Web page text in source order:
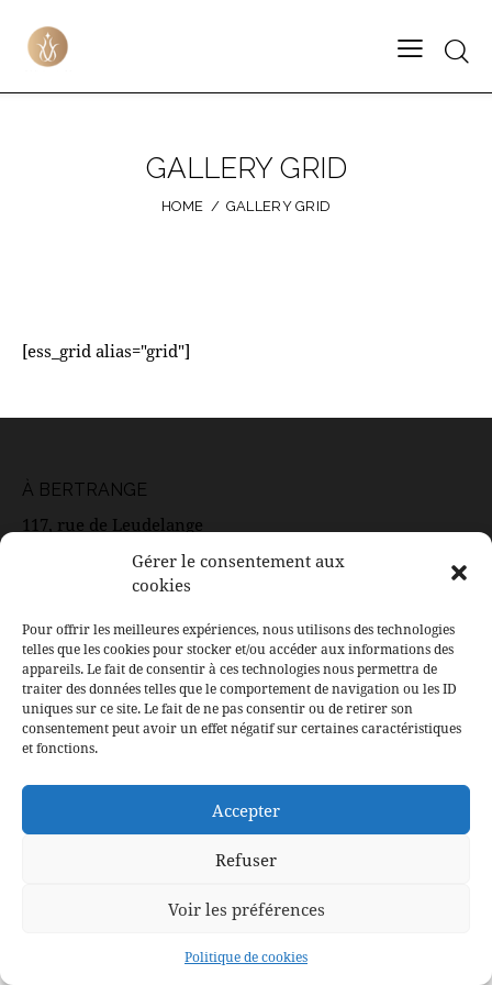
Gérer le consentement aux
cookies
Pour offrir les meilleures expériences, nous utilisons des technologies
telles que les cookies pour stocker et/ou accéder aux informations des
appareils. Le fait de consentir à ces technologies nous permettra de
traiter des données telles que le comportement de navigation ou les ID
uniques sur ce site. Le fait de ne pas consentir ou de retirer son
consentement peut avoir un effet négatif sur certaines caractéristiques
et fonctions.
Accepter
Refuser
Voir les préférences
Politique de cookies
GALLERY GRID
HOME GALLERY GRID
[ess_grid alias="grid"]
À BERTRANGE
117, rue de Leudelange
L-8079 Bertrange
Email: contact@ducoeurauxcorps.lu
SUIVEZ LE SALON
Facebook
Instagram
LinkedIn